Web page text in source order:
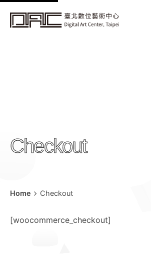
to
content
Checkout
Home Checkout
[woocommerce_checkout]